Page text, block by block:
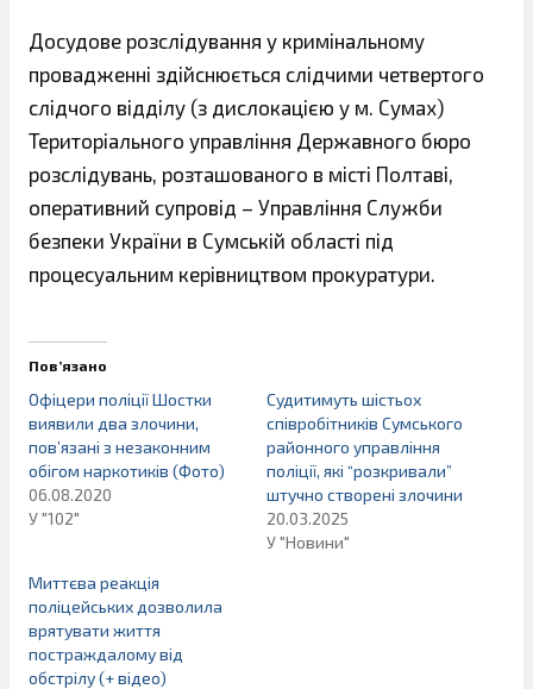
Досудове розслідування у кримінальному
провадженні здійснюється слідчими четвертого
слідчого відділу (з дислокацією у м. Сумах)
Територіального управління Державного бюро
розслідувань, розташованого в місті Полтаві,
оперативний супровід – Управління Служби
безпеки України в Сумській області під
процесуальним керівництвом прокуратури.
Пов’язано
Офіцери поліції Шостки
виявили два злочини,
пов’язані з незаконним
обігом наркотиків (Фото)
06.08.2020
У "102"
Судитимуть шістьох
співробітників Сумського
районного управління
поліції, які “розкривали”
штучно створені злочини
20.03.2025
У "Новини"
Миттєва реакція
поліцейських дозволила
врятувати життя
постраждалому від
обстрілу (+ відео)